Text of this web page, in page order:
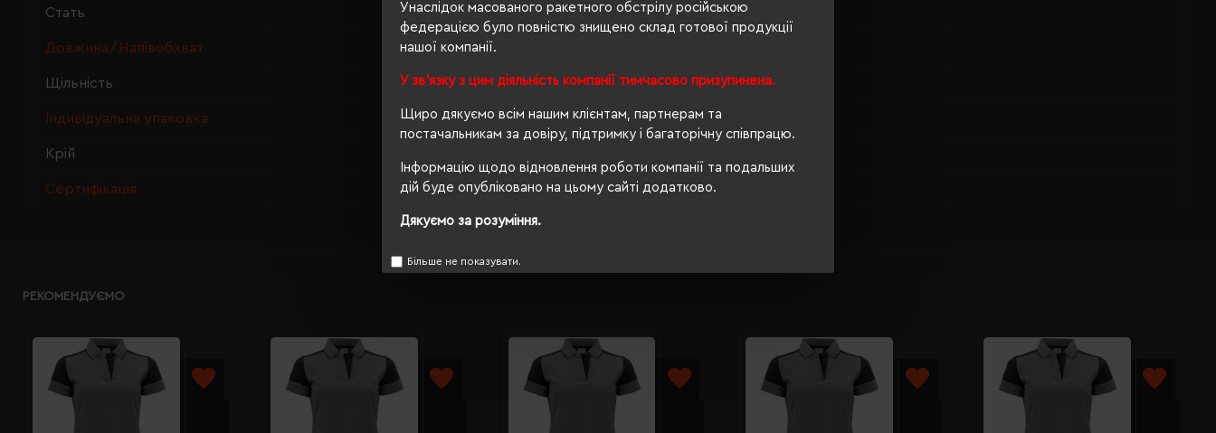
Унаслідок масованого ракетного обстрілу російською
федерацією було повністю знищено склад готової продукції
нашої компанії.
У зв'язку з цим діяльність компанії тимчасово призупинена.
Щиро дякуємо всім нашим клієнтам, партнерам та
постачальникам за довіру, підтримку і багаторічну співпрацю.
Інформацію щодо відновлення роботи компанії та подальших
дій буде опубліковано на цьому сайті додатково.
Дякуємо за розуміння.
Більше не показувати.
Стать жіноча
Довжина/Напівобхват
Щільність 200 г/м²
Індивідуальна упаковка п/е пакет
Крій
Сертифікація OEKO-TEX® Standard 100
РЕКОМЕНДУЄМО